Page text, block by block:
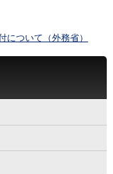
について（外務省）